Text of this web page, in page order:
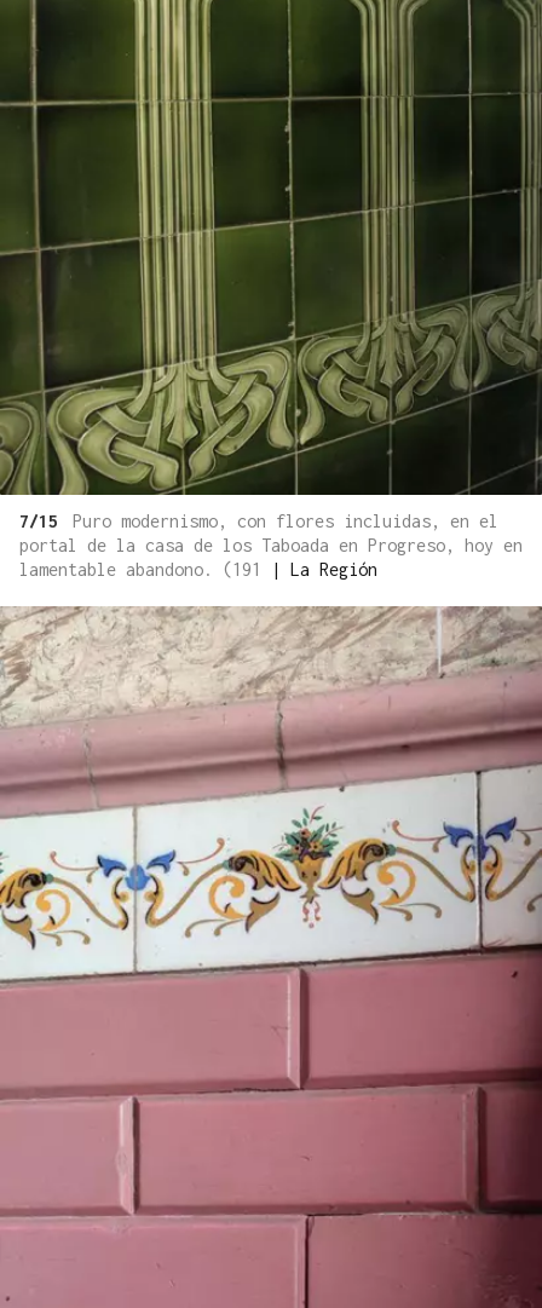
7/15
Puro modernismo, con flores incluidas, en el
portal de la casa de los Taboada en Progreso, hoy en
lamentable abandono. (191
| La Región